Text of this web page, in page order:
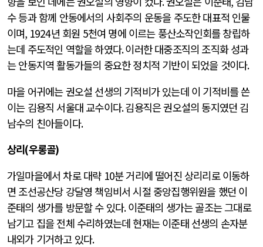
수 등과 함께 안동에서의 사회주의 운동을 주도한 대표적 인물
이며, 1924년 회원 5천여 명에 이르는 풍산소작인회를 창립하
는데 주도적인 역할을 하였다.이러한 대중조직의 조직화 성과
는 안동지역 활동가들의 중요한 정치적 기반이 되었을 것이다.
마을 어귀에는 권오설 선생의 기적비가 있는데 이 기적비를 쓴
이는 김용직 서울대 교수이다.김용직은 권오설의 동지였던 김
남수의 친아들이다.
상리(우롱골)
가일마을에서 차로 대략 10분 거리에 떨어진 상리리로 이동하
면 조선공산당 강달영 책임비서 시절 중앙집행위원을 했던 이
준태의 생가를 방문할 수 있다.이준태의 생가는 골조는 그대로
남기고 집을 전체 수리하였는데 현재는 이준태 선생의 손자분
내외가 기거하고 있다.